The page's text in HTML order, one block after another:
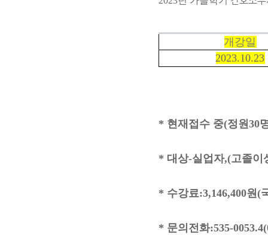
개강일
2023.10.23
* 현재접수 중(정원30
* 대상-실업자,(고졸이
* 수강료:3,146,400원(
* 문의전화:535-